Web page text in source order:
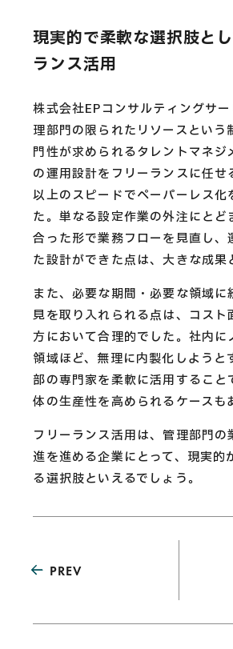
現実的で柔軟な選択肢と
ランス活用
株式会社EPコンサルティングサ
理部門の限られたリソースという
門性が求められるタレントマネジ
の運用設計をフリーランスに任せ
以上のスピードでペーパーレス化
た。単なる設定作業の外注にとど
合った形で業務フローを見直し、
た設計ができた点は、大きな成果
また、必要な期間・必要な領域に
見を取り入れられる点は、コスト
方において合理的でした。社内に
領域ほど、無理に内製化しようと
部の専門家を柔軟に活用すること
体の生産性を高められるケースも
フリーランス活用は、管理部門
進を進める企業にとって、現実的
る選択肢といえるでしょう。
PREV